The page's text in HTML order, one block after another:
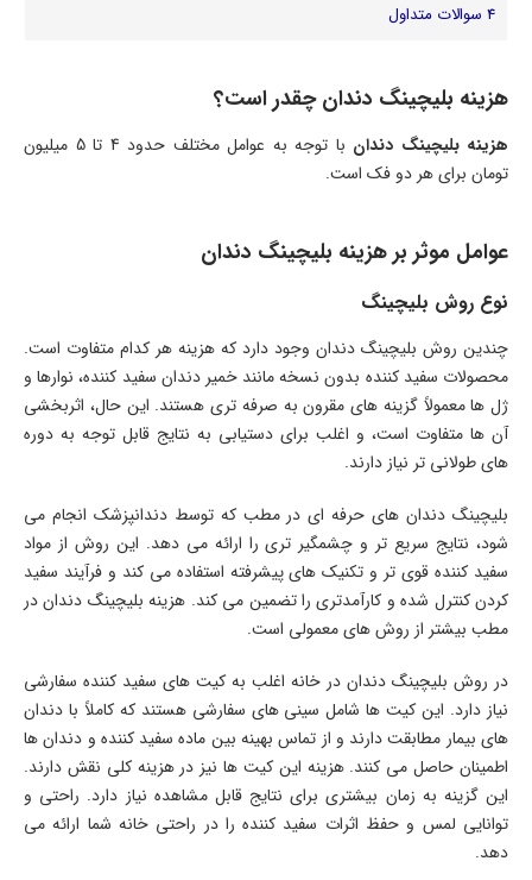
4 سوالات متداول
هزینه بلیچینگ دندان چقدر است؟
هزینه بلیچینگ دندان
با توجه به عوامل مختلف حدود 4 تا 5 میلیون
تومان برای هر دو فک است.
عوامل موثر بر هزینه بلیچینگ دندان
نوع روش بلیچینگ
چندین روش بلیچینگ دندان وجود دارد که هزینه هر کدام متفاوت است.
محصولات سفید کننده بدون نسخه مانند خمیر دندان سفید کننده، نوارها و
ژل ها معمولاً گزینه های مقرون به صرفه تری هستند. این حال، اثربخشی
آن ها متفاوت است، و اغلب برای دستیابی به نتایج قابل توجه به دوره
های طولانی تر نیاز دارند.
بلیچینگ دندان های حرفه ای در مطب که توسط دندانپزشک انجام می
شود، نتایج سریع تر و چشمگیر تری را ارائه می دهد. این روش از مواد
سفید کننده قوی تر و تکنیک های پیشرفته استفاده می کند و فرآیند سفید
کردن کنترل شده و کارآمدتری را تضمین می کند. هزینه بلیچینگ دندان در
مطب بیشتر از روش های معمولی است.
در روش بلیچینگ دندان در خانه اغلب به کیت های سفید کننده سفارشی
نیاز دارد. این کیت ها شامل سینی های سفارشی هستند که کاملاً با دندان
های بیمار مطابقت دارند و از تماس بهینه بین ماده سفید کننده و دندان ها
اطمینان حاصل می کنند. هزینه این کیت ها نیز در هزینه کلی نقش دارند.
این گزینه به زمان بیشتری برای نتایج قابل مشاهده نیاز دارد. راحتی و
توانایی لمس و حفظ اثرات سفید کننده را در راحتی خانه شما ارائه می
دهد.